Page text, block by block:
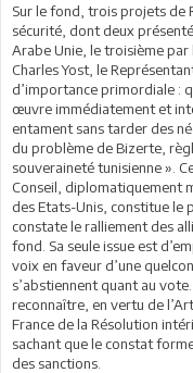
Sur le fond, trois projets de
sécurité, dont deux
Arabe Unie, le troisième par
Charles Yost, le
d’importance primordiale :
œuvre immédiatement et
entament sans tarder des
du problème de Bizerte,
souveraineté tunisienne ».
Conseil, diplomatiquement
des Etats-Unis, constitue le
constate le ralliement des
fond. Sa seule issue est
voix en faveur d’une
s’abstiennent quant au
reconnaître, en vertu de
France de la Résolution
sachant que le constat
des sanctions.